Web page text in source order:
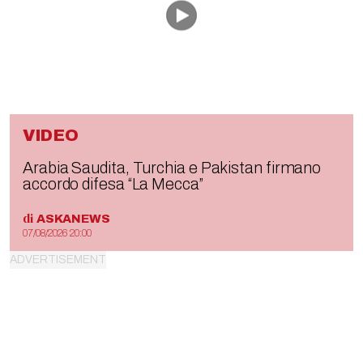
VIDEO
Arabia Saudita, Turchia e Pakistan firmano
accordo difesa “La Mecca”
di ASKANEWS
07/08/2026 20:00